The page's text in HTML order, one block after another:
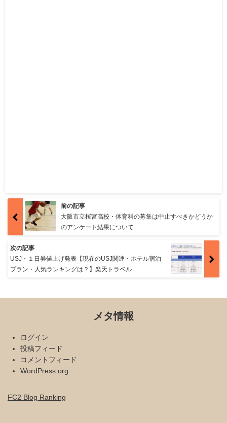
前の記事
大阪市立桜宮高校・体育科の募集は中止すべきかどうか
のアンケート結果について
次の記事
USJ・１日券値上げ発表【現在のUSJ関連・ホテル宿泊
プラン・人気ランキングは？】楽天トラベル
メタ情報
ログイン
投稿フィード
コメントフィード
WordPress.org
FC2 Blog Ranking